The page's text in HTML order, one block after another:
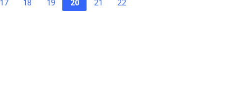
17 18 19 20 21
22